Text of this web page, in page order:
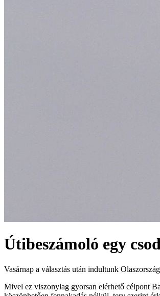
Útibeszámoló egy
Vasárnap a választás után indultunk
Mivel ez viszonylag gyorsan elérhető célpont